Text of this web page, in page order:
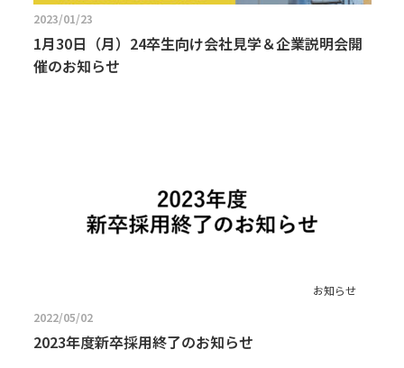
2023/01/23
1月30日（月）24卒生向け会社見学＆企業説明会開
催のお知らせ
お知らせ
2022/05/02
2023年度新卒採用終了のお知らせ